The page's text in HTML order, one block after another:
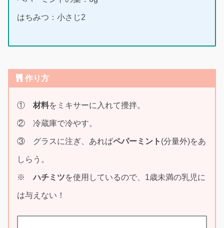
はちみつ：小さじ2
作り方
① 材料をミキサーに入れて攪拌。
② 冷蔵庫で冷やす。
③ グラスに注ぎ、あればペパーミント (分量外)をあ
しらう。
※ハチミツを使用しているので、1歳未満の乳児に
は与えない！